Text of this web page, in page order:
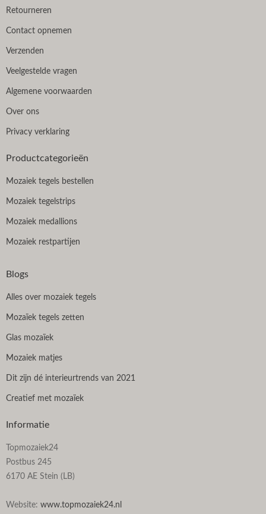
Retourneren
Contact opnemen
Verzenden
Veelgestelde vragen
Algemene voorwaarden
Over ons
Privacy verklaring
Productcategorieën
Mozaiek tegels bestellen
Mozaiek tegelstrips
Mozaiek medallions
Mozaiek restpartijen
Blogs
Alles over mozaiek tegels
Mozaïek tegels zetten
Glas mozaïek
Mozaiek matjes
Dit zijn dé interieurtrends van 2021
Creatief met mozaïek
Informatie
Topmozaiek24
Postbus 245
6170 AE Stein (LB)
Website: www.topmozaiek24.nl